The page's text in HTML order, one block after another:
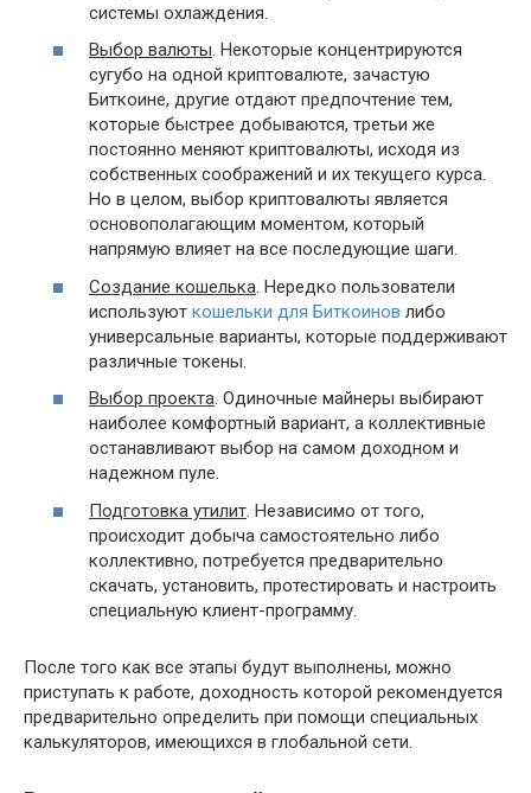
системы охлаждения.
Выбор валюты. Некоторые концентрируются
сугубо на одной криптовалюте, зачастую
Биткоине, другие отдают предпочтение тем,
которые быстрее добываются, третьи же
постоянно меняют криптовалюты, исходя из
собственных соображений и их текущего курса.
Но в целом, выбор криптовалюты является
основополагающим моментом, который
напрямую влияет на все последующие шаги.
Создание кошелька. Нередко пользователи
используют кошельки для Биткоинов либо
универсальные варианты, которые поддерживают
различные токены.
Выбор проекта. Одиночные майнеры выбирают
наиболее комфортный вариант, а коллективные
останавливают выбор на самом доходном и
надежном пуле.
Подготовка утилит. Независимо от того,
происходит добыча самостоятельно либо
коллективно, потребуется предварительно
скачать, установить, протестировать и настроить
специальную клиент-программу.
После того как все этапы будут выполнены, можно
приступать к работе, доходность которой рекомендуется
предварительно определить при помощи специальных
калькуляторов, имеющихся в глобальной сети.